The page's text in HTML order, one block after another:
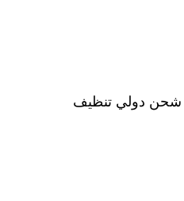
شحن دولي تنظيف